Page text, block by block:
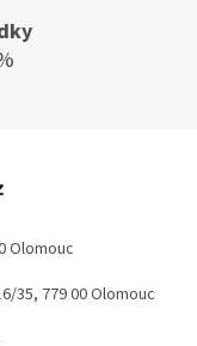
Olomouc
35, 779 00 Olomouc